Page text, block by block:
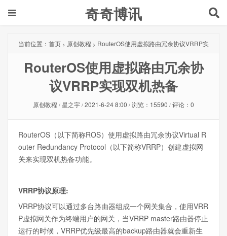
奇奇博讯
当前位置： 首页 > 原创教程 > RouterOS使用虚拟路由冗余协议VRRP实
现双机热备
RouterOS使用虚拟路由冗余协
议VRRP实现双机热备
原创教程 / 星之宇 / 2021-6-24 8:00 / 浏览：15590 / 评论：0
RouterOS（以下简称ROS）使用虚拟路由冗余协议Virtual R
outer Redundancy Protocol（以下简称VRRP）创建虚拟网
关来实现双机热备功能。
VRRP协议原理:
VRRP协议可以通过多台路由器组成一个网关集合，使用VRR
P虚拟网关作为终端用户的网关，当VRRP master路由器停止
运行的时候，VRRP优先级最高的backup路由器就会重新生